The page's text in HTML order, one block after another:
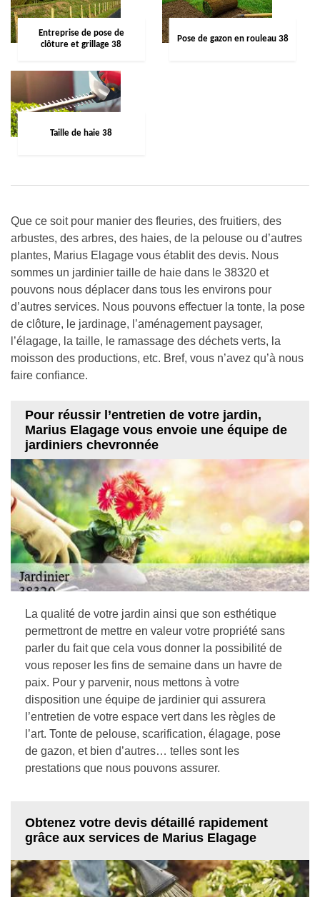
Entreprise de pose de
clôture et grillage 38
Pose de gazon en rouleau 38
Taille de haie 38
Que ce soit pour manier des fleuries, des fruitiers, des
arbustes, des arbres, des haies, de la pelouse ou d’autres
plantes, Marius Elagage vous établit des devis. Nous
sommes un jardinier taille de haie dans le 38320 et
pouvons nous déplacer dans tous les environs pour
d’autres services. Nous pouvons effectuer la tonte, la pose
de clôture, le jardinage, l’aménagement paysager,
l’élagage, la taille, le ramassage des déchets verts, la
moisson des productions, etc. Bref, vous n’avez qu’à nous
faire confiance.
Pour réussir l’entretien de votre jardin,
Marius Elagage vous envoie une équipe de
jardiniers chevronnée
La qualité de votre jardin ainsi que son esthétique
permettront de mettre en valeur votre propriété sans
parler du fait que cela vous donner la possibilité de
vous reposer les fins de semaine dans un havre de
paix. Pour y parvenir, nous mettons à votre
disposition une équipe de jardinier qui assurera
l’entretien de votre espace vert dans les règles de
l’art. Tonte de pelouse, scarification, élagage, pose
de gazon, et bien d’autres… telles sont les
prestations que nous pouvons assurer.
Obtenez votre devis détaillé rapidement
grâce aux services de Marius Elagage